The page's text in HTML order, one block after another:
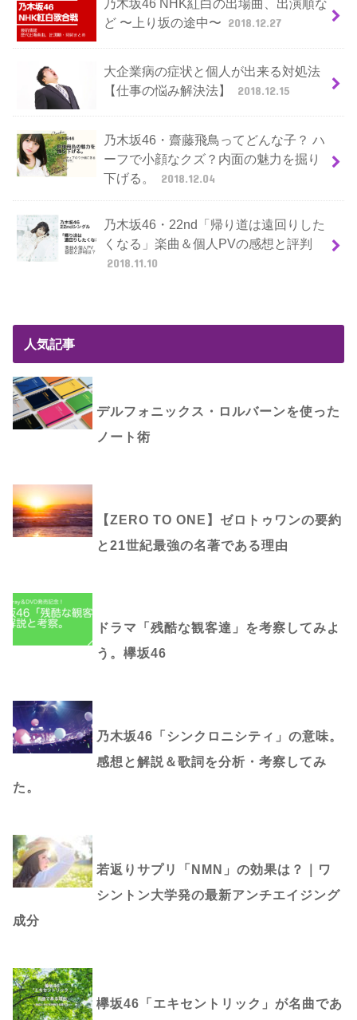
乃木坂46 NHK紅白の出場曲、出演順な
ど 〜上り坂の途中〜 2018.12.27
大企業病の症状と個人が出来る対処法
【仕事の悩み解決法】
2018.12.15
乃木坂46・齋藤飛鳥ってどんな子？ ハ
ーフで小顔なクズ？内面の魅力を掘り
下げる。
2018.12.04
乃木坂46・22nd「帰り道は遠回りした
くなる」楽曲＆個人PVの感想と評判
2018.11.10
人気記事
デルフォニックス・ロルバーンを使った
ノート術
【ZERO TO ONE】ゼロトゥワンの要約
と21世紀最強の名著である理由
ドラマ「残酷な観客達」を考察してみよ
う。欅坂46
乃木坂46「シンクロニシティ」の意味。
感想と解説＆歌詞を分析・考察してみ
た。
若返りサプリ「NMN」の効果は？｜ワ
シントン大学発の最新アンチエイジング
成分
欅坂46「エキセントリック」が名曲であ